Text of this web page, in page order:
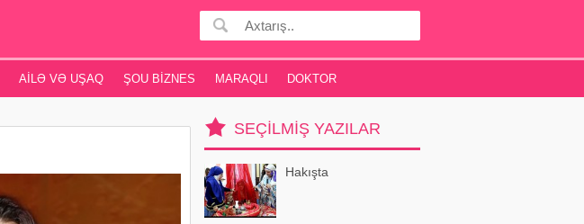
AILƏ VƏ UŞAQ ŞOU BIZNES MARAQLI DOKTOR
SEÇILMIŞ YAZILAR
Hakışta